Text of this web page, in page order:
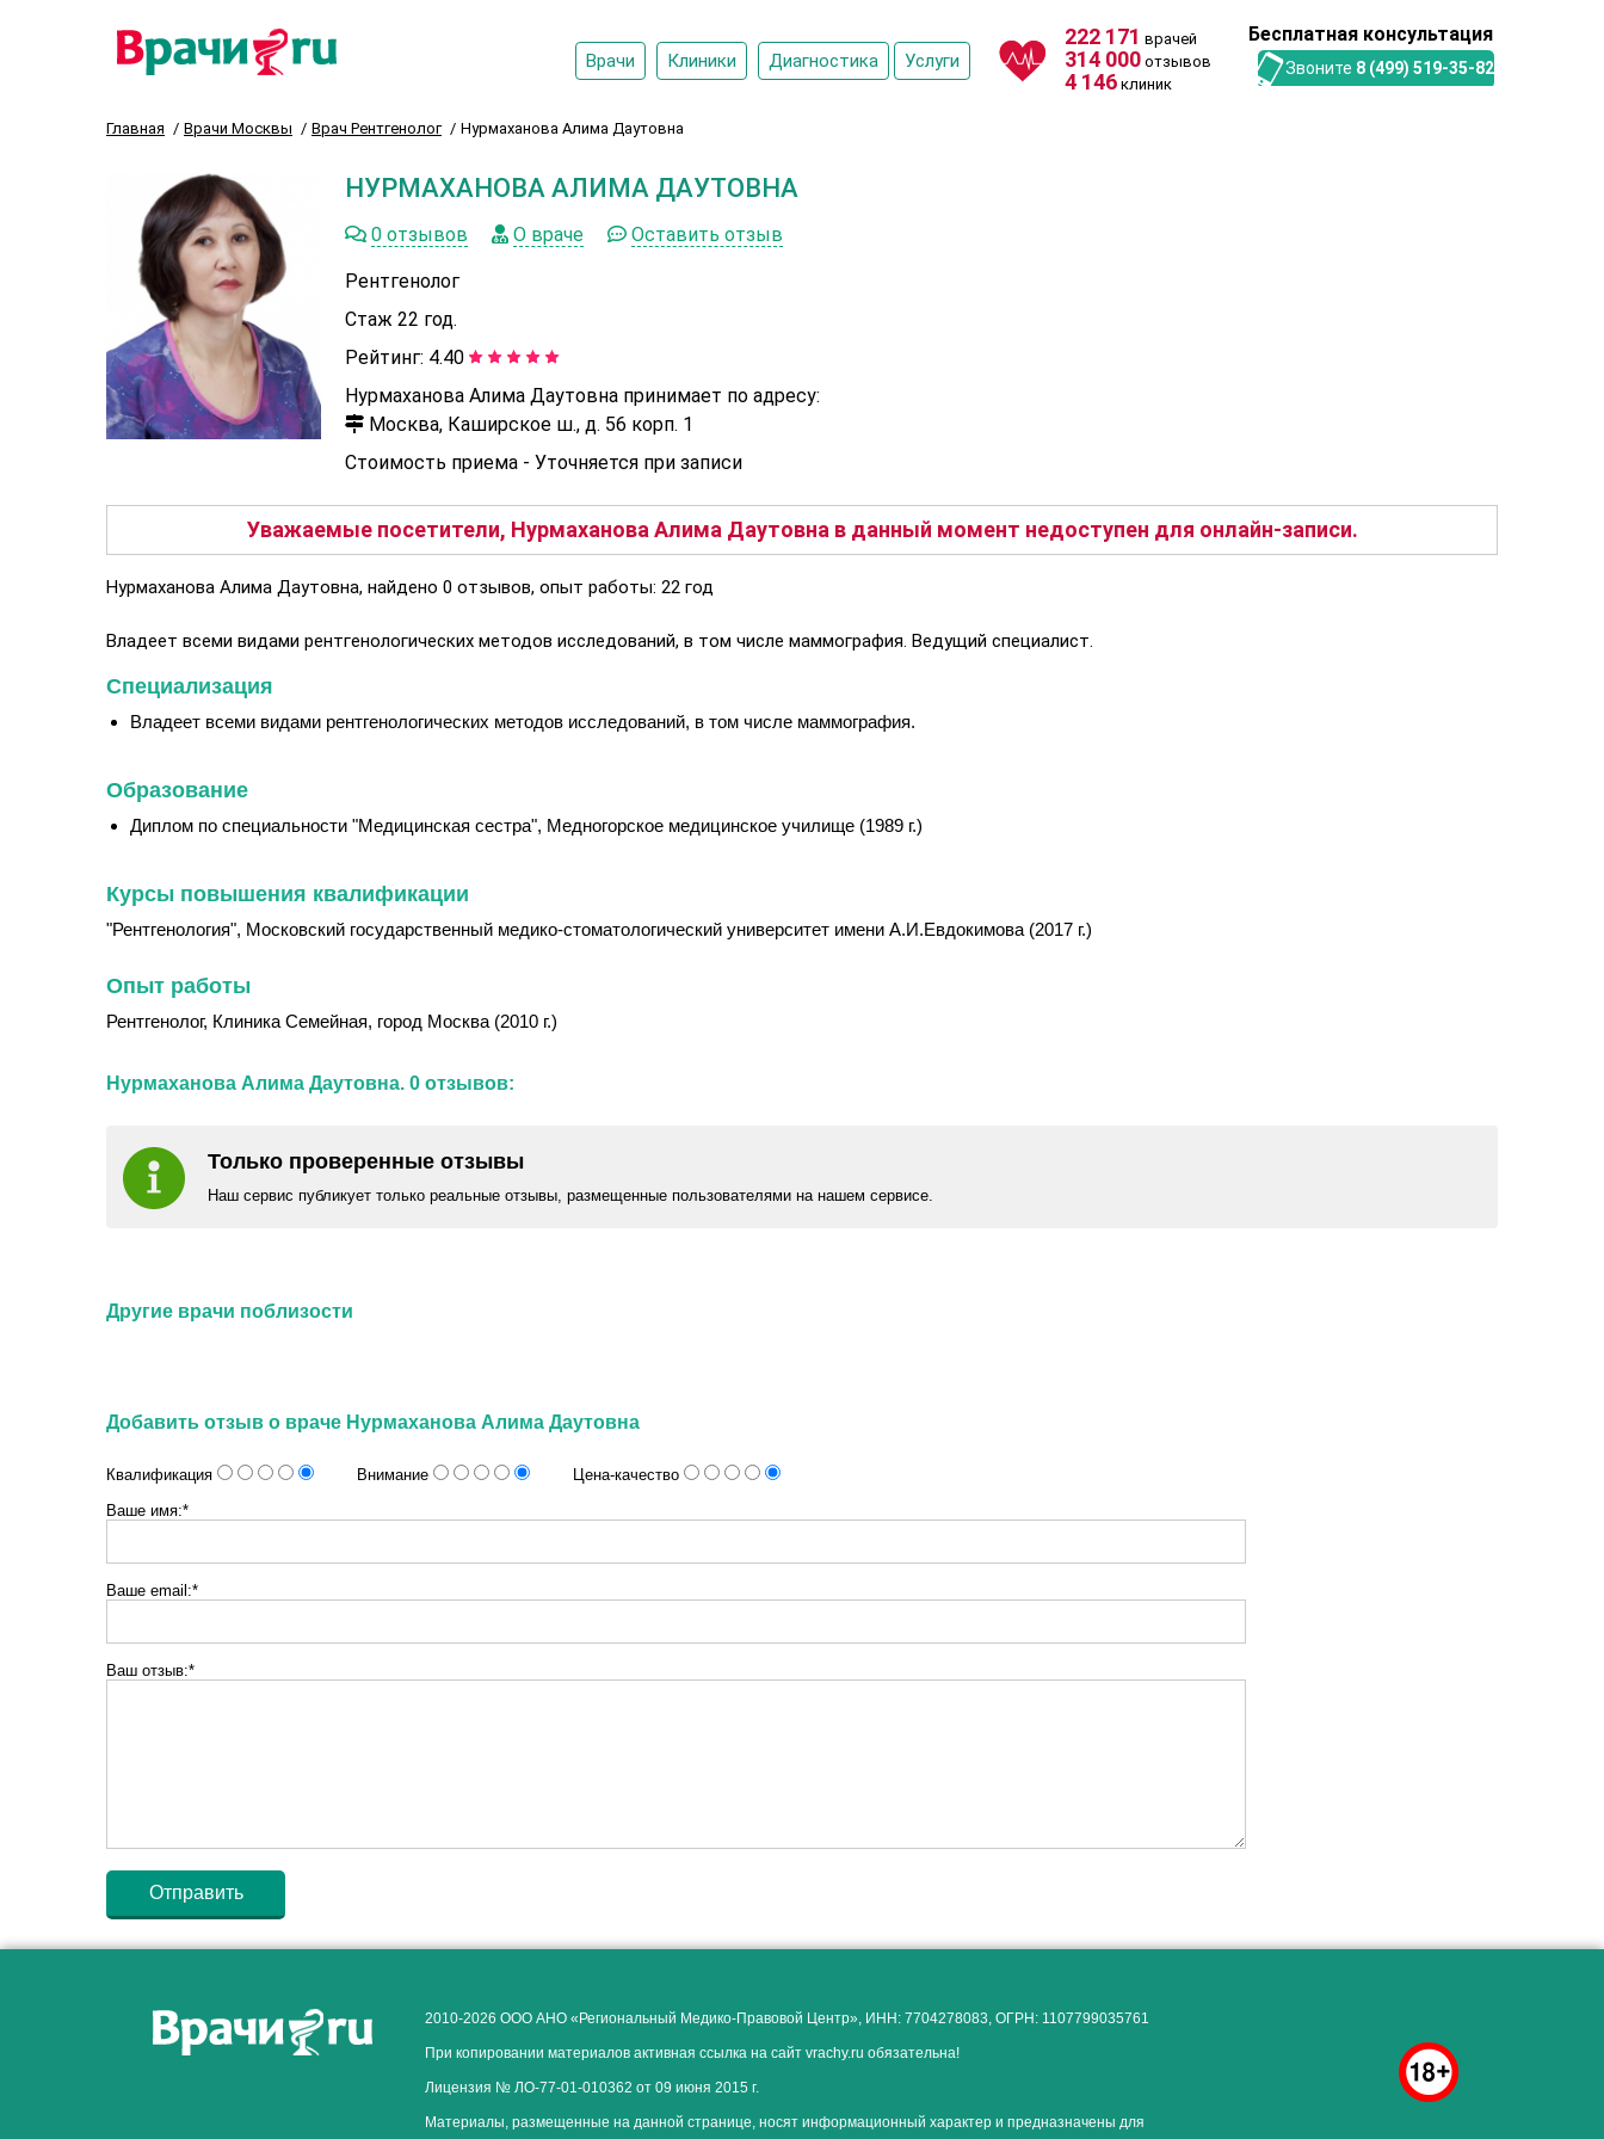
Врачи Клиники Диагностика Услуги
222 171 врачей
314 000 отзывов
4 146 клиник
Бесплатная консультация
Звоните 8 (499) 519-35-82
Главная Врачи Москвы Врач Рентгенолог Нурмаханова Алима Даутовна
НУРМАХАНОВА АЛИМА ДАУТОВНА
0 отзывов О враче Оставить отзыв
Рентгенолог
Стаж 22 год.
Рейтинг: 4.40
Нурмаханова Алима Даутовна принимает по адресу:
Москва, Каширское ш., д. 56 корп. 1
Стоимость приема - Уточняется при записи
Уважаемые посетители, Нурмаханова Алима Даутовна в данный момент недоступен для онлайн-записи.
Нурмаханова Алима Даутовна, найдено 0 отзывов, опыт работы: 22 год
Владеет всеми видами рентгенологических методов исследований, в том числе маммография. Ведущий специалист.
Специализация
Владеет всеми видами рентгенологических методов исследований, в том числе маммография.
Образование
Диплом по специальности "Медицинская сестра", Медногорское медицинское училище (1989 г.)
Курсы повышения квалификации
"Рентгенология", Московский государственный медико-стоматологический университет имени А.И.Евдокимова (2017 г.)
Опыт работы
Рентгенолог, Клиника Семейная, город Москва (2010 г.)
Нурмаханова Алима Даутовна. 0 отзывов:
Только проверенные отзывы
Наш сервис публикует только реальные отзывы, размещенные пользователями на нашем сервисе.
Другие врачи поблизости
Добавить отзыв о враче Нурмаханова Алима Даутовна
Квалификация Внимание
Цена-качество
Ваше имя:*
Ваше email:*
Ваш отзыв:*
2010-2026 ООО АНО «Региональный Медико-Правовой Центр», ИНН: 7704278083, ОГРН: 1107799035761
При копировании материалов активная ссылка на сайт vrachy.ru обязательна!
Лицензия № ЛО-77-01-010362 от 09 июня 2015 г.
Материалы, размещенные на данной странице, носят информационный характер и предназначены для